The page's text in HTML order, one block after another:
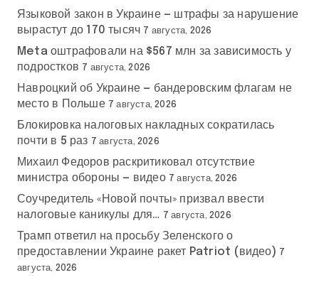
Языковой закон в Украине — штрафы за нарушение
вырастут до 170 тысяч 7 августа, 2026
Meta оштрафовали на $567 млн за зависимость у
подростков 7 августа, 2026
Навроцкий об Украине — бандеровским флагам не
место в Польше 7 августа, 2026
Блокировка налоговых накладных сократилась
почти в 5 раз 7 августа, 2026
Михаил Федоров раскритиковал отсутствие
министра обороны — видео 7 августа, 2026
Соучредитель «Новой почты» призвал ввести
налоговые каникулы для… 7 августа, 2026
Трамп ответил на просьбу Зеленского о
предоставлении Украине ракет Patriot (видео) 7
августа, 2026